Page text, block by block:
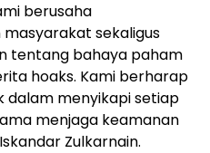
berusaha
sekaligus
tentang bahaya paham
hoaks. Kami berharap
dalam menyikapi setiap
menjaga keamanan
Zulkarnain.